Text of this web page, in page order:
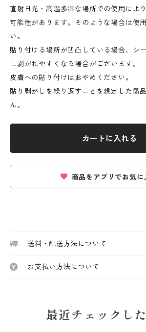
直射日光・高温多湿な場所での使用によ
可能性があります。そのような場合は使
い。
貼り付ける場所が凹凸している場合、シ
し剥がれやすくなる場合がございます。
皮膚への貼り付けはおやめください。
貼り剥がしを繰り返すことを想定した製
ん。
カートに入れる
商品をアプリでお気に
送料・配送方法について
お支払い方法について
最近チェックし